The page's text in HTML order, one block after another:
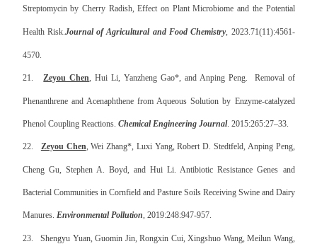
Streptomycin by Cherry Radish, Effect on Plant Microbiome and the Potential
Health Risk.Journal of Agricultural and Food Chemistry, 2023.71(11):4561-
4570.
21. Zeyou Chen, Hui Li, Yanzheng Gao*, and Anping Peng. Removal of
Phenanthrene and Acenaphthene from Aqueous Solution by Enzyme-catalyzed
Phenol Coupling Reactions. Chemical Engineering Journal. 2015:265:27–33.
22. Zeyou Chen, Wei Zhang*, Luxi Yang, Robert D. Stedtfeld, Anping Peng,
Cheng Gu, Stephen A. Boyd, and Hui Li.Antibiotic Resistance Genes and
Bacterial Communities in Cornfield and Pasture Soils Receiving Swine and Dairy
Manures. Environmental Pollution, 2019:248:947-957.
23. Shengyu Yuan, Guomin Jin, Rongxin Cui, Xingshuo Wang, Meilun Wang,